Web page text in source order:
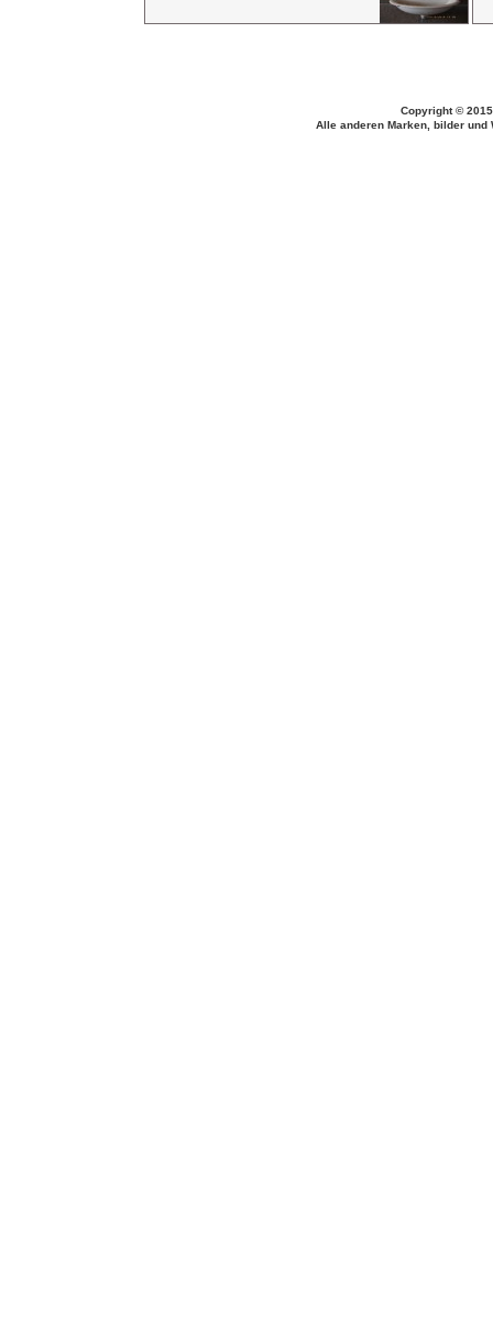
Copyright ©
Alle anderen Marken, bilder und